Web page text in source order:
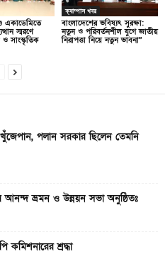
একাডেমিতে
স্মরণে
সাংস্কৃতিক
ক্যাম্পাস খবর
বাংলাদেশের ভবিষ্যৎ সুরক্ষা:
নতুন ও পরিবর্তনশীল যুগে জাতীয়
নিরাপত্তা নিয়ে নতুন ভাবনা”
পলান সরকার ছিলেন তেমনি
আনন্দ ভ্রমন ও উন্নয়ন সভা অনুষ্ঠিতঃ
কমিশনারের শ্রদ্ধা